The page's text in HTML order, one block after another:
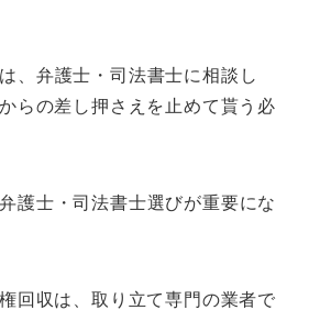
、弁護士・司法書士に相談し
らの差し押さえを止めて貰う必
護士・司法書士選びが重要にな
回収は、取り立て専門の業者で